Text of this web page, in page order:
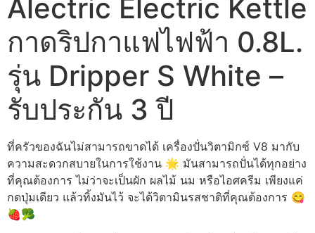
Alectric Electric Kettle
กาดริปกาแฟไฟฟ้า 0.8L.
รุ่น Dripper S White –
รับประกัน 3 ปี
ที่ครัวของฉันไม่สามารถขาดได้ เครื่องปั่นวิตามิกซ์ V8 มากับ
ความสะดวกสบายในการใช้งาน 🌟 มันสามารถปั่นได้ทุกอย่าง
ที่คุณต้องการ ไม่ว่าจะเป็นผัก ผลไม้ นม หรือไอศครีม เพียงแค่
กดปุ่มเดียว แล้วทิ้งมันไว้ จะได้วิตามินรสชาติที่คุณต้องการ 😋
🍓🥦